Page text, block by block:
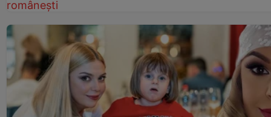
românești